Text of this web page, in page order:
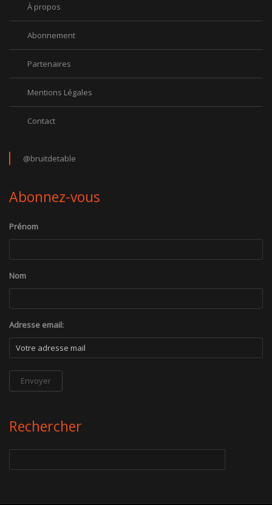
À propos
Abonnement
Partenaires
Mentions Légales
Contact
@bruitdetable
Abonnez-vous
Prénom
Nom
Adresse email:
Rechercher